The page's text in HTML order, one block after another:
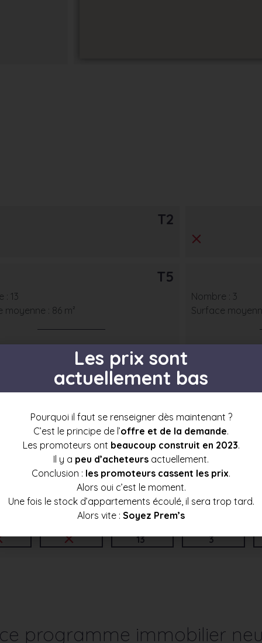
T2
T5
: 13
moyenne : 86 m²
Prix moyen
267 000 €
Prix max
282 000 €
Nombre : 3
Surface
par étage
13
3
programme immobilier
Les prix sont
actuellement bas
Pourquoi il faut se renseigner dès maintenant ?
C’est le principe de l’offre et de la demande.
Les promoteurs ont beaucoup construit en 2023.
Il y a peu d’acheteurs actuellement.
Conclusion : les promoteurs cassent les prix.
Alors oui c’est le moment.
Une fois le stock d’appartements écoulé, il sera trop tard.
Alors vite : Soyez Prem’s